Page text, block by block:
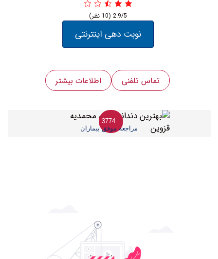
نوبت دهی اینترنتی
تماس تلفنی اطلاعات بیشتر
3774
مراجعه موفق بیماران